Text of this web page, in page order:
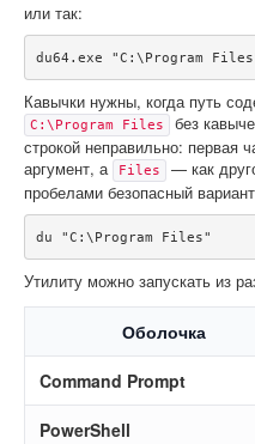
или так:
du64.exe "C:\Program
Кавычки нужны, когда путь
C:\Program Files
без
строкой неправильно: первая
аргумент, а
Files
— как
пробелами безопасный
du "C:\Program Files"
Утилиту можно запускать из
Оболочка
Command Prompt
PowerShell